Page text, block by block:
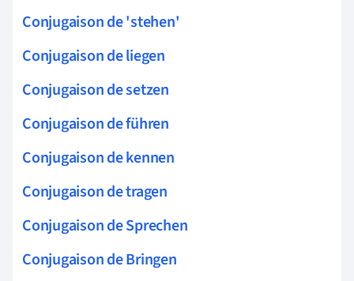
Conjugaison de 'stehen'
Conjugaison de liegen
Conjugaison de setzen
Conjugaison de führen
Conjugaison de kennen
Conjugaison de tragen
Conjugaison de Sprechen
Conjugaison de Bringen